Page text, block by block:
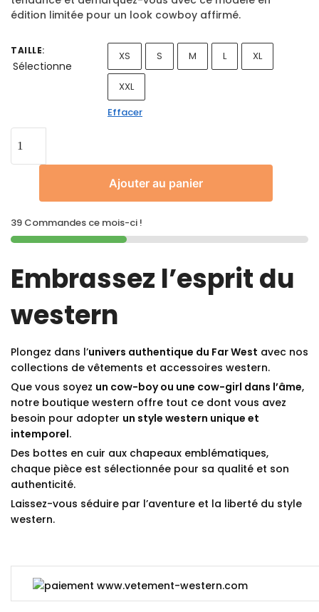
édition limitée pour un look cowboy affirmé.
TAILLE:
Sélectionne
XS S M L XL
XXL
Effacer
Ajouter au panier
39 Commandes ce mois-ci !
Embrassez l’esprit du
western
Plongez dans l’univers authentique du Far West avec nos
collections de vêtements et accessoires western.
Que vous soyez un cow-boy ou une cow-girl dans l’âme,
notre boutique western offre tout ce dont vous avez
besoin pour adopter un style western unique et
intemporel.
Des bottes en cuir aux chapeaux emblématiques,
chaque pièce est sélectionnée pour sa qualité et son
authenticité.
Laissez-vous séduire par l’aventure et la liberté du style
western.